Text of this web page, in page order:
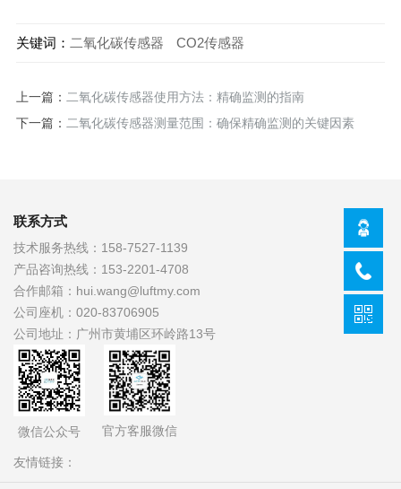
关键词： 二氧化碳传感器 CO2传感器
上一篇： 二氧化碳传感器使用方法：精确监测的指南
下一篇： 二氧化碳传感器测量范围：确保精确监测的关键因素
联系方式
技术服务热线： 158-7527-1139
产品咨询热线： 153-2201-4708
合作邮箱： hui.wang@luftmy.com
公司座机： 020-83706905
公司地址： 广州市黄埔区环岭路13号
微信公众号 官方客服微信
友情链接：